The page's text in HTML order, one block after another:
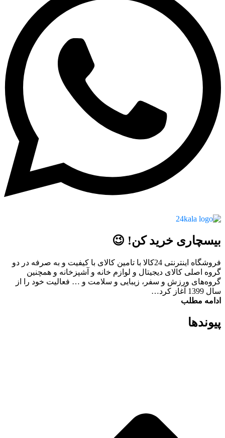
بیسچاری خرید کن! 😉
فروشگاه اینترنتی 24کالا با تامین کالای با کیفیت و به صرفه در دو
گروه اصلی کالای دیجیتال و لوازم خانه و آشپزخانه و همچنین
گروه‌های ورزش و سفر، زیبایی و سلامت و … فعالیت خود را از
سال 1399 آغاز کرد…
ادامه مطلب
پیوند‌ها